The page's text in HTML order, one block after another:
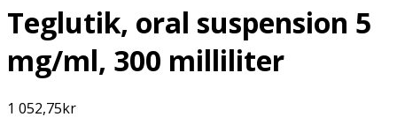
Teglutik, oral suspension 5
mg/ml, 300 milliliter
1 052,75kr